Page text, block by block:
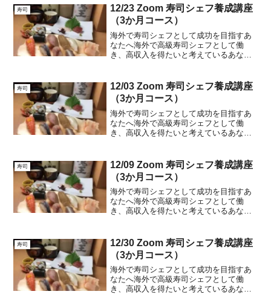
バイでは月給80万円から150万円と非常に
高額で常に寿司シ...
寿司
12/23 Zoom 寿司シェフ養成講座
（3か月コース）
海外で寿司シェフとして成功を目指すあ
なたへ海外で高級寿司シェフとして働
き、高収入を得たいと考えているあなた
ログラムを提供しています。週3回のレッ
スンを通じて、自宅で繰り...
寿司
12/03 Zoom 寿司シェフ養成講座
（3か月コース）
海外で寿司シェフとして成功を目指すあ
なたへ海外で高級寿司シェフとして働
き、高収入を得たいと考えているあなた
ログラムを提供しています。週3回のレッ
スンを通じて、自宅で繰り...
寿司
12/09 Zoom 寿司シェフ養成講座
（3か月コース）
海外で寿司シェフとして成功を目指すあ
なたへ海外で高級寿司シェフとして働
き、高収入を得たいと考えているあなた
ログラムを提供しています。週3回のレッ
スンを通じて、自宅で繰り...
寿司
12/30 Zoom 寿司シェフ養成講座
（3か月コース）
海外で寿司シェフとして成功を目指すあ
なたへ海外で高級寿司シェフとして働
き、高収入を得たいと考えているあなた